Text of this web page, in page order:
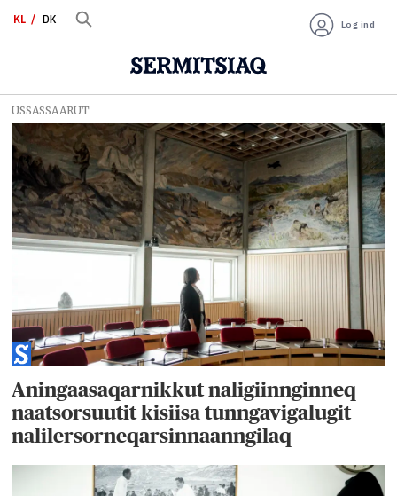
KL DK Log ind
Tag:
økonomi
USSASSAARUT
Aningaasaqarnikkut naligiinnginneq
naatsorsuutit kisiisa tunngavigalugit
nalilersorneqarsinnaanngilaq